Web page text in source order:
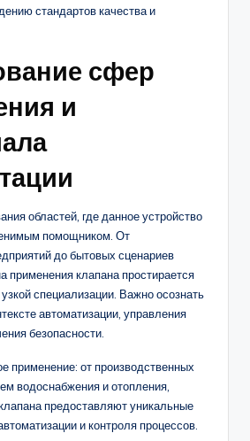
стандартов качества и
сфер
и
областей, где данное устройство
помощником. От
до бытовых сценариев
применения клапана простирается
специализации. Важно осознать
автоматизации, управления
безопасности.
применение: от производственных
водоснабжения и отопления,
предоставляют уникальные
и контроля процессов.